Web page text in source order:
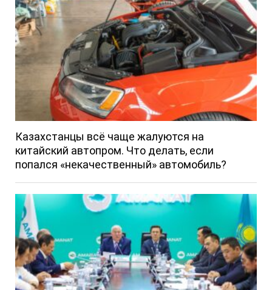
Казахстанцы всё чаще жалуются на
китайский автопром. Что делать, если
попался «некачественный» автомобиль?